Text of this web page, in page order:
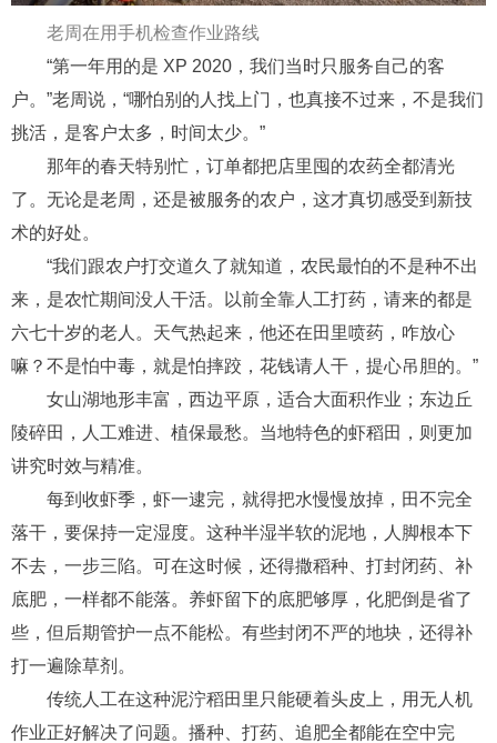
老周在用手机检查作业路线
“第一年用 的是 XP 2020 ，我们当时只服务自己的客
户。”老周说， “哪怕别的人找上门，也真接不过来，不是我们
挑活，是客户太多，时间太少。”
那年的春天特别忙， 订单都把店里 囤 的农药全都清光
了 。 无论是老周 ， 还是被服务的农户 ， 这才真切感受到新技
术的好处。
“我们跟农户打交道久了就知道， 农民最怕的不是种不出
来，是农忙期间没人干活。以前全靠人工打药，请来的都是
六七十岁的老人。天气热起来，他还在田里喷药，咋放心
嘛？不是怕中毒，就是怕摔跤，花钱请人干，提心吊胆的。”
女山湖地形丰富，西边平原，适合大面积作业；东边丘
陵碎田，人工难进、植保最愁。 当地特色的虾稻田 ， 则更加
讲究时效与精准。
每到收虾季，虾一逮完，就得把水慢慢放掉，田不完全
落干，要保持一定湿度。 这种半湿半软的泥地，人脚根本下
不去，一步三陷。 可在这时候，还得撒稻种、打封闭药、补
底肥，一样都不能落。养虾留下的底肥够厚，化肥倒是省了
些，但后期管护一点不能松。有些封闭不严的地块，还得补
打一遍除草剂。
传统人工在这种泥泞稻田 里 只能硬着头皮 上 ，用无人机
作业正好解决了问题。播种、打药、追肥全都能在空中完